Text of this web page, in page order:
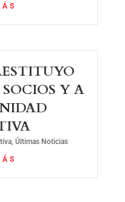
Y A
, Últimas Noticias